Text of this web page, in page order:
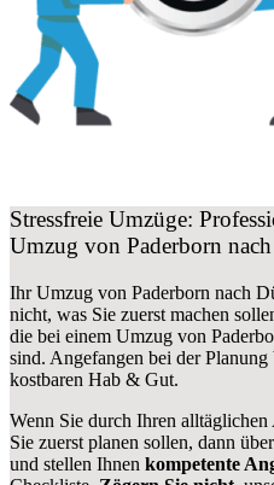
Stressfreie Umzüge:
Umzug von Paderborn
Ihr Umzug von Paderborn nach
nicht, was Sie zuerst machen
die bei einem Umzug von
sind. Angefangen bei der
kostbaren Hab & Gut.
Wenn Sie durch Ihren
Sie zuerst planen sollen, dann
und stellen Ihnen kompetente